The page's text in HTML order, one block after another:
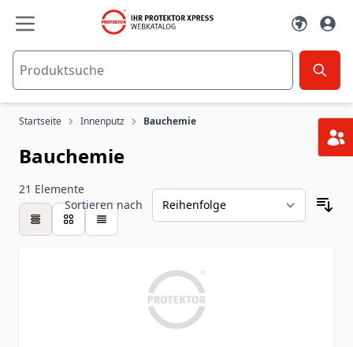
Zum Inhalt springen
Startseite Innenputz Bauchemie
Bauchemie
21 Elemente
Tabelle
Sortieren nach